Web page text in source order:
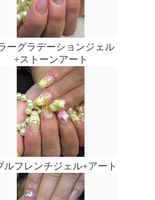
ーグラデーションジェル
+ストーンアート
ルフレンチジェル+アート